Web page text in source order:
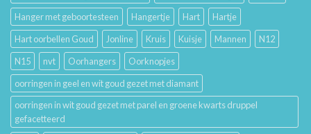
Hanger met geboortesteen
Hangertje Hart
Hartje
Hart oorbellen Goud
Jonline Kruis Kuisje Mannen
N12
N15
nvt Oorhangers
Oorknopjes
oorringen in geel en wit goud gezet met diamant
oorringen in wit goud gezet met parel en groene kwarts druppel
gefacetteerd